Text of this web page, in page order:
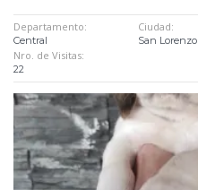
Departamento:
Central
Ciudad:
San Lorenzo
Nro. de Visitas:
22